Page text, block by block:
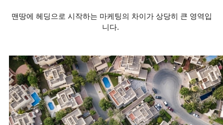
맨땅에 헤딩으로 시작하는 마케팅의 차이가 상당히 큰 영역입
니다.